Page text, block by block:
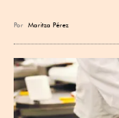
Por Maritza Pérez